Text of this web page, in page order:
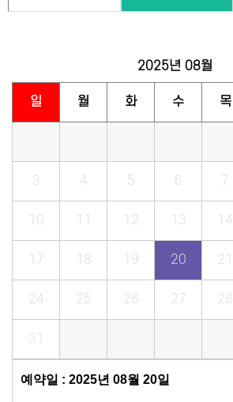
2025년 08월
일 월 화 수 목
3 4 5 6 7
10 11 12 13 14
17 18 19 20 21
24 25 26 27 28
31
예약일 : 2025년 08월 20일